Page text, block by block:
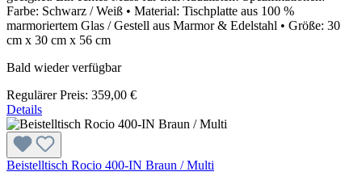
Farbe: Schwarz / Weiß • Material: Tischplatte aus 100 %
marmoriertem Glas / Gestell aus Marmor & Edelstahl • Größe: 30
cm x 30 cm x 56 cm
Bald wieder verfügbar
Regulärer Preis: 359,00 €
Details
Beistelltisch Rocio 400-IN Braun / Multi